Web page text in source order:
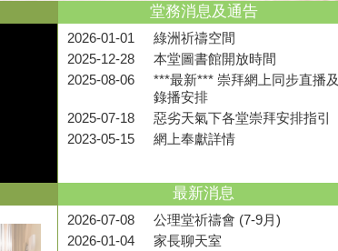
堂務消息及通告
2026-01-01
綠洲祈禱空間
2025-12-28
本堂圖書館開放時間
2025-08-06
***最新*** 崇拜網上同步直播及
錄播安排
2025-07-18
惡劣天氣下各堂崇拜安排指引
2023-05-15
網上奉獻詳情
最新消息
2026-07-08
公理堂祈禱會 (7-9月)
2026-01-04
家長聊天室